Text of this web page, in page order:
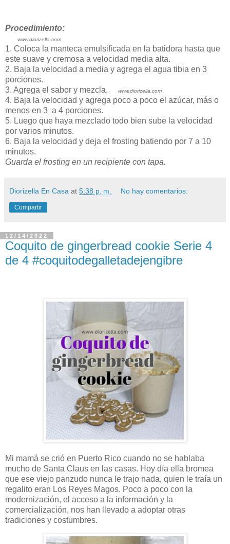
Procedimiento:
www.diorizella.com
1. Coloca la manteca emulsificada en la batidora hasta que
este suave y cremosa a velocidad media alta.
2. Baja la velocidad a media y agrega el agua tibia en 3
porciones.
3. Agrega el sabor y mezcla.
www.diorizella.com
4. Baja la velocidad y agrega poco a poco el azúcar, más o
menos en 3 a 4 porciones.
5. Luego que haya mezclado todo bien sube la velocidad
por varios minutos.
6. Baja la velocidad y deja el frosting batiendo por 7 a 10
minutos.
Guarda el frosting en un recipiente con tapa.
Diorizella En Casa at 5:38 p. m. No hay comentarios:
Compartir
12/14/2022
Coquito de gingerbread cookie Serie 4
de 4 #coquitodegalletadejengibre
Mi mamá se crió en Puerto Rico cuando no se hablaba
mucho de Santa Claus en las casas. Hoy día ella bromea
que ese viejo panzudo nunca le trajo nada, quien le traía un
regalito eran Los Reyes Magos. Poco a poco con la
modernización, el acceso a la información y la
comercialización, nos han llevado a adoptar otras
tradiciones y costumbres.